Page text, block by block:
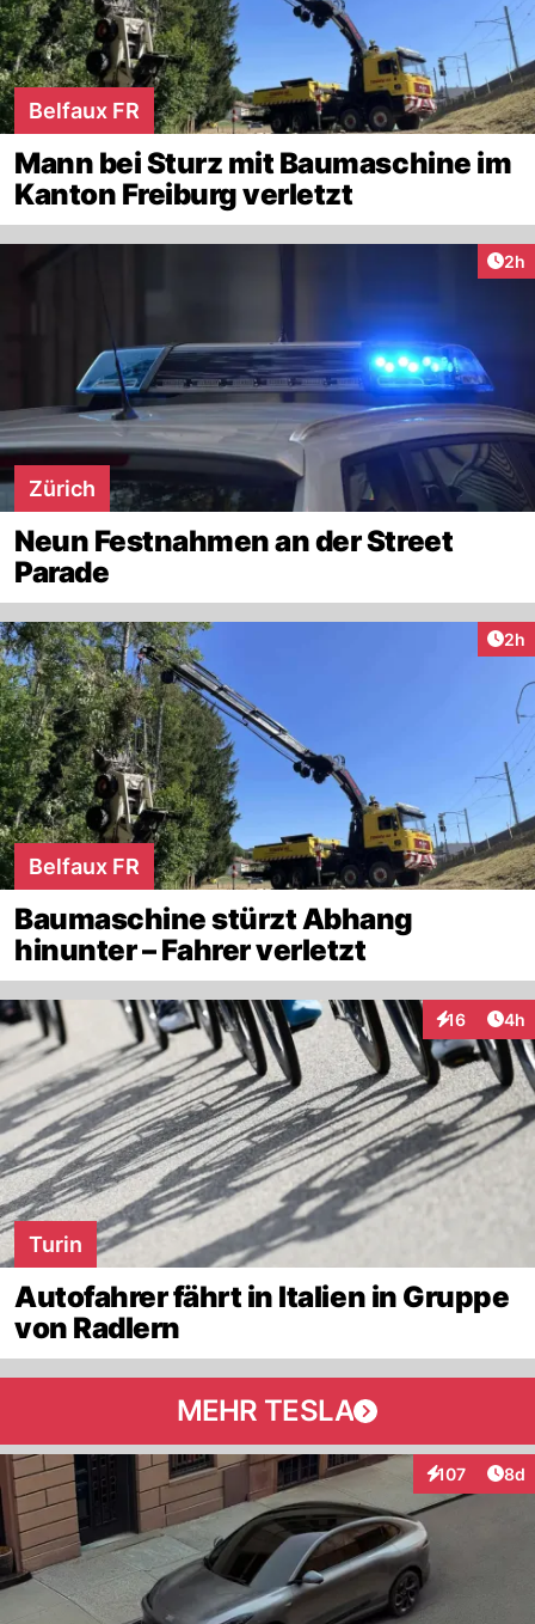
Belfaux FR
Mann bei Sturz mit Baumaschine im
Kanton Freiburg verletzt
2h
Zürich
Neun Festnahmen an der Street
Parade
2h
Belfaux FR
Baumaschine stürzt Abhang
hinunter – Fahrer verletzt
16
Interaktionen
4h
Turin
Autofahrer fährt in Italien in Gruppe
von Radlern
MEHR TESLA
107
Interaktionen
8d